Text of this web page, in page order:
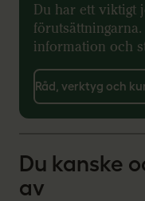
Du har ett viktigt
information och
Råd, verktyg och
Du kanske
av